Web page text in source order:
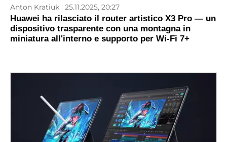
Anton Kratiuk 25.11.2025, 20:27
Huawei ha rilasciato il router artistico X3 Pro — un
dispositivo trasparente con una montagna in
miniatura all'interno e supporto per Wi-Fi 7+